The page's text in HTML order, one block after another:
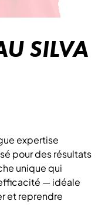
SILVA
expertise
pour des résultats
unique qui
— idéale
et reprendre